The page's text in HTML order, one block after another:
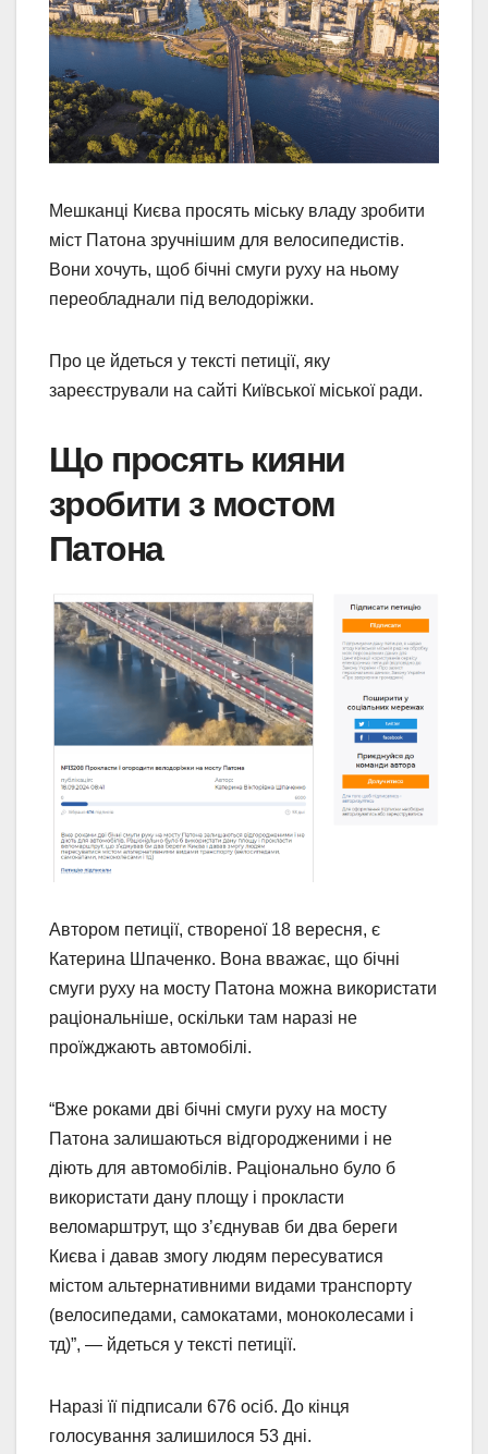
Мешканці Києва просять міську владу зробити
міст Патона зручнішим для велосипедистів.
Вони хочуть, щоб бічні смуги руху на ньому
переобладнали під велодоріжки.
Про це йдеться у тексті петиції, яку
зареєстрували на сайті Київської міської ради.
Що просять кияни
зробити з мостом
Патона
Автором петиції, створеної 18 вересня, є
Катерина Шпаченко. Вона вважає, що бічні
смуги руху на мосту Патона можна використати
раціональніше, оскільки там наразі не
проїжджають автомобілі.
“Вже роками дві бічні смуги руху на мосту
Патона залишаються відгородженими і не
діють для автомобілів. Раціонально було б
використати дану площу і прокласти
веломарштрут, що з’єднував би два береги
Києва і давав змогу людям пересуватися
містом альтернативними видами транспорту
(велосипедами, самокатами, моноколесами і
тд)”, — йдеться у тексті петиції.
Наразі її підписали 676 осіб. До кінця
голосування залишилося 53 дні.